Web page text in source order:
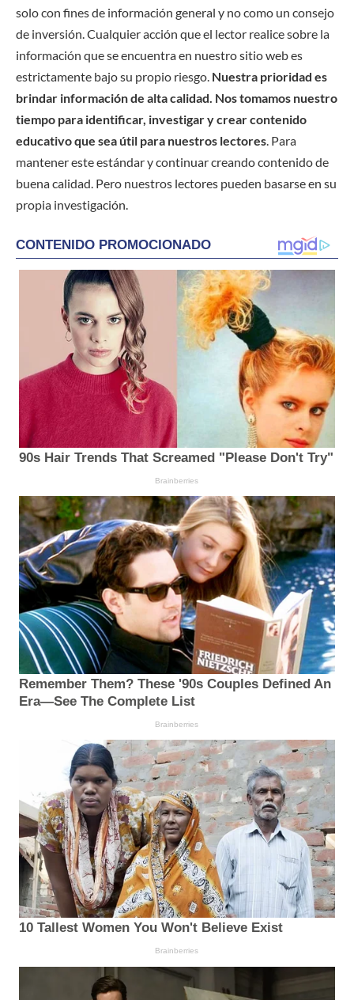
solo con fines de información general y no como un consejo
de inversión. Cualquier acción que el lector realice sobre la
información que se encuentra en nuestro sitio web es
estrictamente bajo su propio riesgo. Nuestra prioridad es
brindar información de alta calidad. Nos tomamos nuestro
tiempo para identificar, investigar y crear contenido
educativo que sea útil para nuestros lectores. Para
mantener este estándar y continuar creando contenido de
buena calidad. Pero nuestros lectores pueden basarse en su
propia investigación.